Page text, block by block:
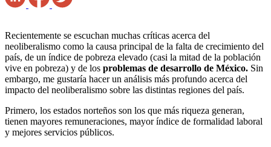
Recientemente se escuchan muchas críticas acerca del
neoliberalismo como la causa principal de la falta de crecimiento del
país, de un índice de pobreza elevado (casi la mitad de la población
vive en pobreza) y de los problemas de desarrollo de México. Sin
embargo, me gustaría hacer un análisis más profundo acerca del
impacto del neoliberalismo sobre las distintas regiones del país.
Primero, los estados norteños son los que más riqueza generan,
tienen mayores remuneraciones, mayor índice de formalidad laboral
y mejores servicios públicos.